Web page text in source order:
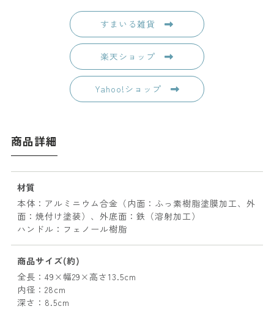
すまいる雑貨
楽天ショップ
Yahoo!ショップ
商品詳細
材質
本体：アルミニウム合金（内面：ふっ素樹脂塗膜加工、外
面：焼付け塗装）、外底面：鉄（溶射加工）
ハンドル：フェノール樹脂
商品サイズ(約)
全長：49×幅29×高さ13.5cm
内径：28cm
深さ：8.5cm